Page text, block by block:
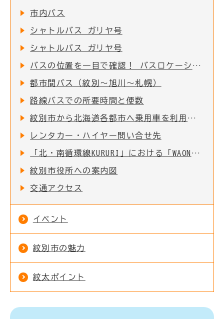
市内バス
シャトルバス ガリヤ号
シャトルバス ガリヤ号
バスの位置を一目で確認！ バスロケーションシステムについて
都市間バス（紋別～旭川～札幌）
路線バスでの所要時間と便数
紋別市から北海道各都市へ乗用車を利用した場合の所要時間と距離
レンタカー・ハイヤー問い合せ先
「北・南循環線KURURI」における「WAON決済サービス」及び「Free Wi-Fiサービス」の導入について
紋別市役所への案内図
交通アクセス
イベント
紋別市の魅力
紋太ポイント